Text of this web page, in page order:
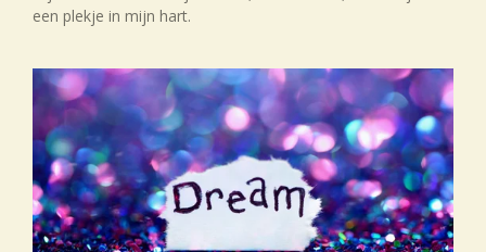
een plekje in mijn hart.